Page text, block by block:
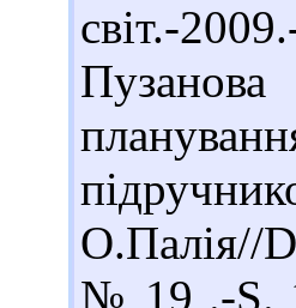
світ.-
О.Палія//
№ 19 .-S.